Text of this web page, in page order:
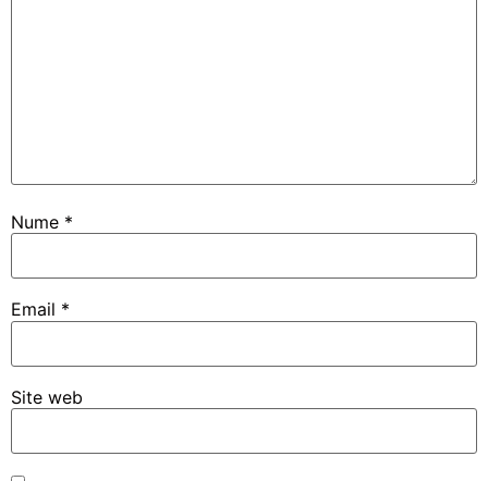
Nume *
Email *
Site web